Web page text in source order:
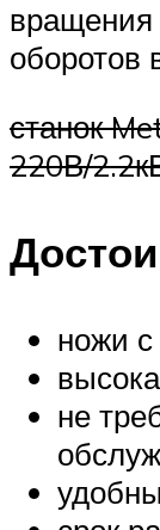
вращения
оборотов
станок
220В/
ножи
не